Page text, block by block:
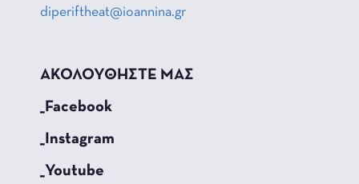
diperiftheat@ioannina.gr
ΑΚΟΛΟΥΘΗΣΤΕ ΜΑΣ
_Facebook
_Instagram
_Youtube